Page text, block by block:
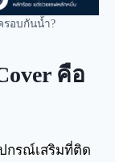
รอบกันน้ำ?
คือ
กรณ์เสริมที่ติด